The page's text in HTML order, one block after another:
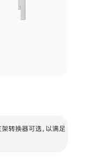
转换器可选，以满足